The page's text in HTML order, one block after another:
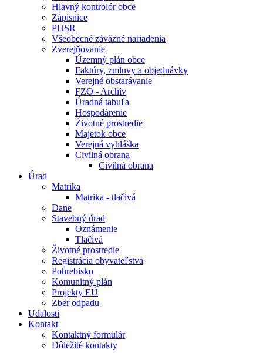
Hlavný kontrolór obce
Zápisnice
PHSR
Všeobecné záväzné nariadenia
Zverejňovanie
Územný plán obce
Faktúry, zmluvy a objednávky
Verejné obstarávanie
FZO - Archív
Úradná tabuľa
Hospodárenie
Životné prostredie
Majetok obce
Verejná vyhláška
Civilná obrana
Civilná obrana
Úrad
Matrika
Matrika - tlačivá
Dane
Stavebný úrad
Oznámenie
Tlačivá
Životné prostredie
Registrácia obyvateľstva
Pohrebisko
Komunitný plán
Projekty EÚ
Zber odpadu
Udalosti
Kontakt
Kontaktný formulár
Dôležité kontakty